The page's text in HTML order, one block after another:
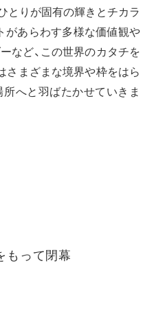
とりが固有の輝きとチカラ
があらわす多様な価値観や
など、この世界のカタチを
さまざまな境界や枠をはら
所へと羽ばたかせていきま
もって閉幕